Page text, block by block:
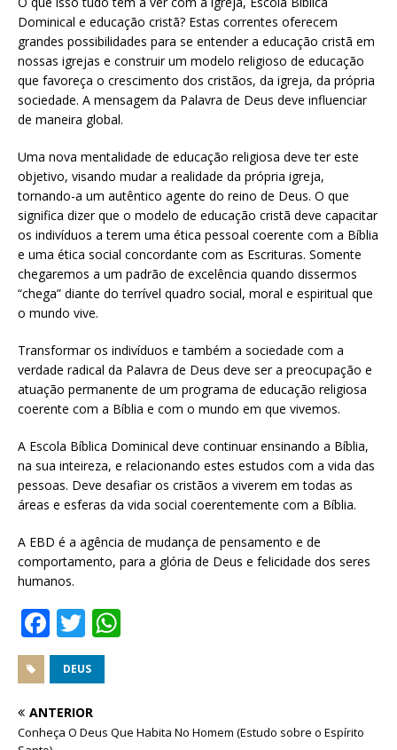
Dominical e educação cristã? Estas correntes oferecem
grandes possibilidades para se entender a educação cristã em
nossas igrejas e construir um modelo religioso de educação
que favoreça o crescimento dos cristãos, da igreja, da própria
sociedade. A mensagem da Palavra de Deus deve influenciar
de maneira global.
Uma nova mentalidade de educação religiosa deve ter este
objetivo, visando mudar a realidade da própria igreja,
tornando-a um autêntico agente do reino de Deus. O que
significa dizer que o modelo de educação cristã deve capacitar
os indivíduos a terem uma ética pessoal coerente com a Bíblia
e uma ética social concordante com as Escrituras. Somente
chegaremos a um padrão de excelência quando dissermos
“chega” diante do terrível quadro social, moral e espiritual que
o mundo vive.
Transformar os indivíduos e também a sociedade com a
verdade radical da Palavra de Deus deve ser a preocupação e
atuação permanente de um programa de educação religiosa
coerente com a Bíblia e com o mundo em que vivemos.
A Escola Bíblica Dominical deve continuar ensinando a Bíblia,
na sua inteireza, e relacionando estes estudos com a vida das
pessoas. Deve desafiar os cristãos a viverem em todas as
áreas e esferas da vida social coerentemente com a Bíblia.
A EBD é a agência de mudança de pensamento e de
comportamento, para a glória de Deus e felicidade dos seres
humanos.
F
a
c
e
b
T
w
it
te
r A
DEUS
ANTERIOR
Conheça O Deus Que Habita No Homem (Estudo sobre o Espírito